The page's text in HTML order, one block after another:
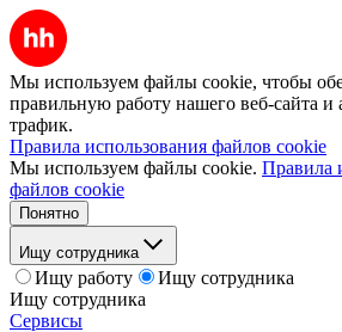
Мы используем файлы cookie, чтобы
правильную работу нашего веб-сайта и
трафик.
Правила использования файлов cookie
Мы используем файлы cookie. Правила
файлов cookie
Понятно
Ищу сотрудника
Ищу работу
Ищу сотрудника
Ищу сотрудника
Сервисы